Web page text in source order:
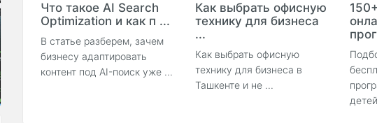
Что такое AI Search
Optimization и как п ...
В статье разберем, зачем
бизнесу адаптировать
контент под AI-поиск уже ...
Как выбрать офисную
технику для бизнеса
...
Как выбрать офисную
технику для бизнеса в
Ташкенте и не ...